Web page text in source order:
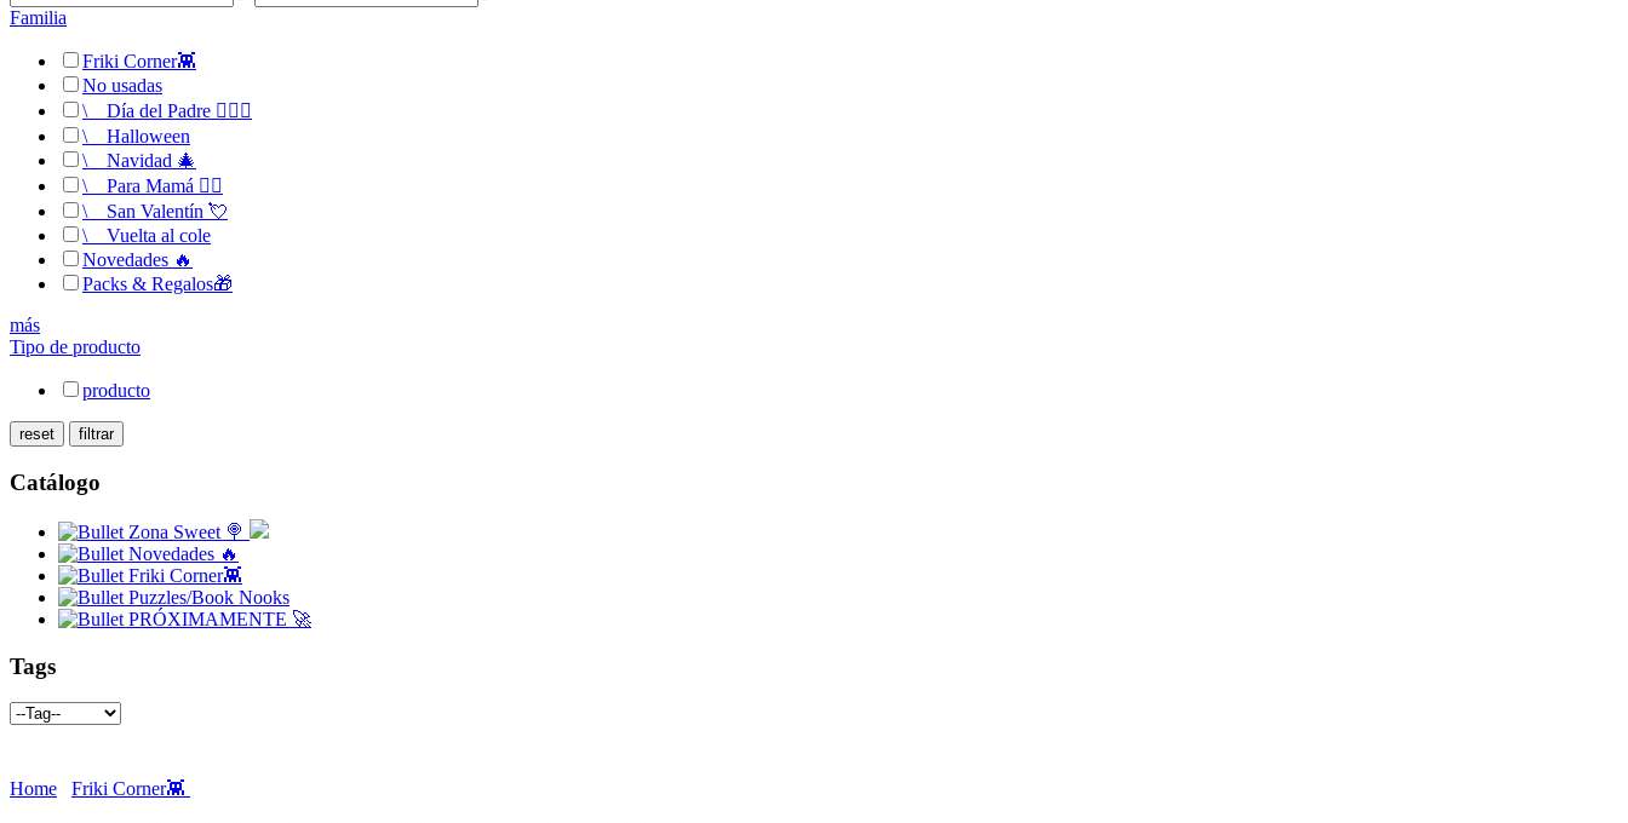
Familia
Friki Corner👾
No usadas
\__ Día del Padre 🙋🏻‍♂️
\__ Halloween
\__ Navidad 🎄
\__ Para Mamá 💁‍♀️
\__ San Valentín 💘
\__ Vuelta al cole
Novedades 🔥
Packs & Regalos🎁
más
Tipo de producto
producto
Catálogo
Zona Sweet 🍭
Novedades 🔥
Friki Corner👾
Puzzles/Book Nooks
PRÓXIMAMENTE 🚀
Tags
Home Friki Corner👾